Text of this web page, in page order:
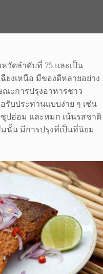
หวัดลำดับที่ 75 และเป็น
ยงเหนือ มีของดีหลายอย่าง
ะการปรุงอาหารชาว
รับประทานแบบง่าย ๆ เช่น
ปอ่อม และหมก เน้นรสชาติ
มนั้น มีการปรุงที่เป็นที่นิยม